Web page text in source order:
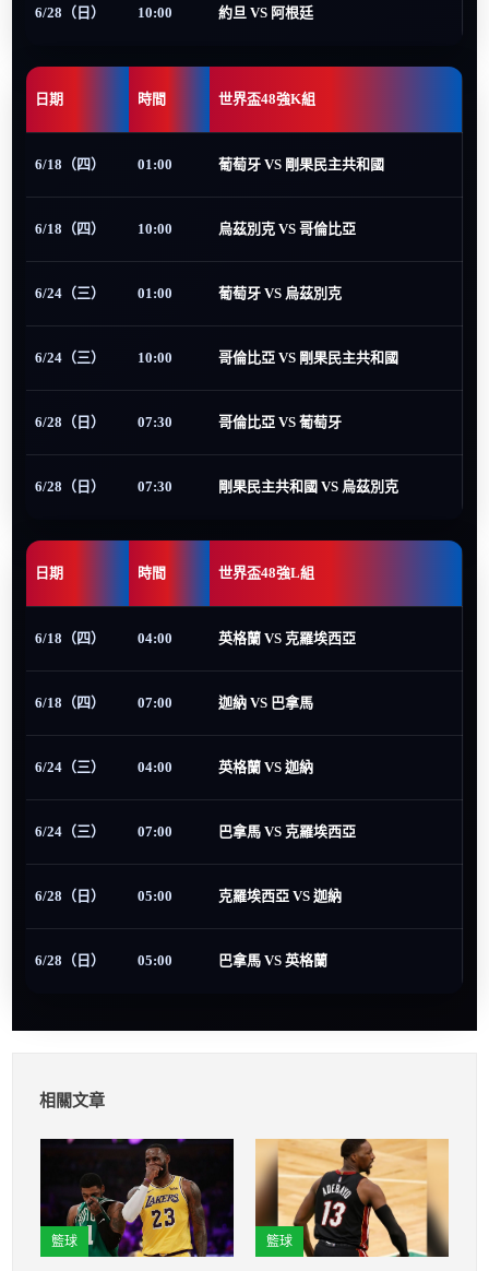
6/28（日） 10:00 約旦 VS 阿根廷
日期 時間 世界盃48強K組
6/18（四） 01:00 葡萄牙 VS 剛果民主共和國
6/18（四） 10:00 烏茲別克 VS 哥倫比亞
6/24（三） 01:00 葡萄牙 VS 烏茲別克
6/24（三） 10:00 哥倫比亞 VS 剛果民主共和國
6/28（日） 07:30 哥倫比亞 VS 葡萄牙
6/28（日） 07:30 剛果民主共和國 VS 烏茲別克
日期 時間 世界盃48強L組
6/18（四） 04:00 英格蘭 VS 克羅埃西亞
6/18（四） 07:00 迦納 VS 巴拿馬
6/24（三） 04:00 英格蘭 VS 迦納
6/24（三） 07:00 巴拿馬 VS 克羅埃西亞
6/28（日） 05:00 克羅埃西亞 VS 迦納
6/28（日） 05:00 巴拿馬 VS 英格蘭
相關文章
籃球 籃球